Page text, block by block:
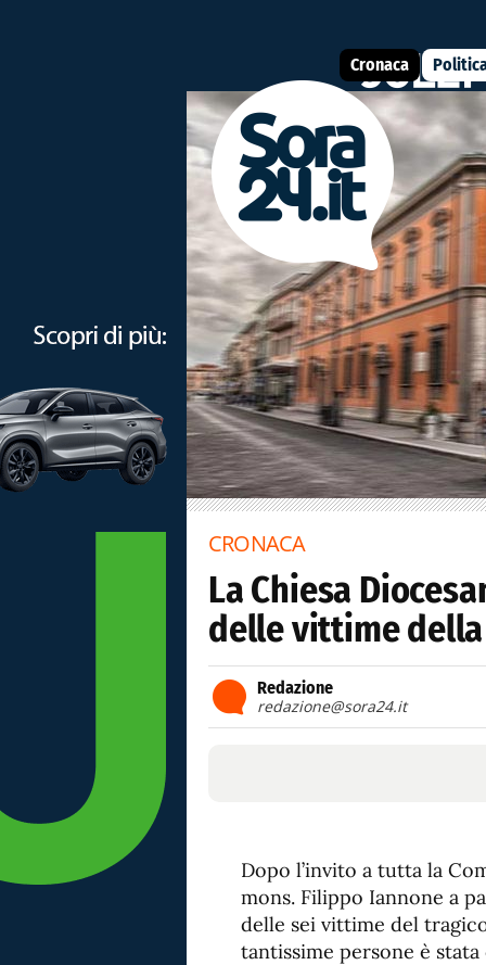
Cronaca
CRONACA
La Chiesa
delle vittime
Redazione
redazione@sora24.it
Dopo l’invito a tutta la
mons. Filippo Iannone a
delle sei vittime del
tantissime persone è